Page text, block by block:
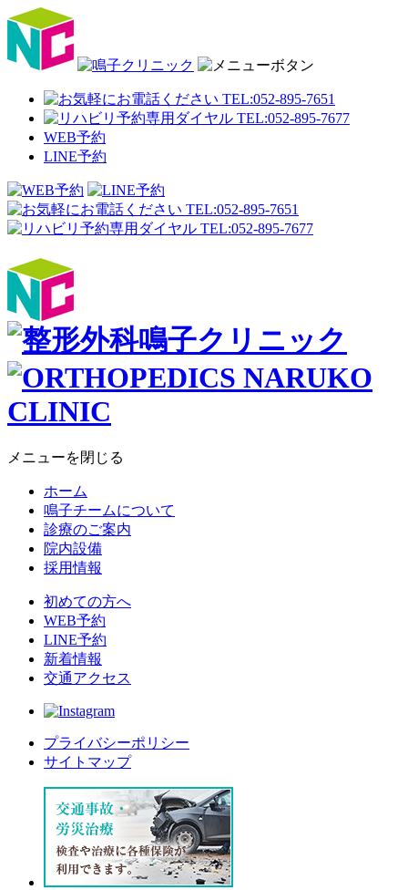
WEB予約
LINE予約
メニューを閉じる
ホーム
鳴子チームについて
診療のご案内
院内設備
採用情報
初めての方へ
WEB予約
LINE予約
新着情報
交通アクセス
プライバシーポリシー
サイトマップ